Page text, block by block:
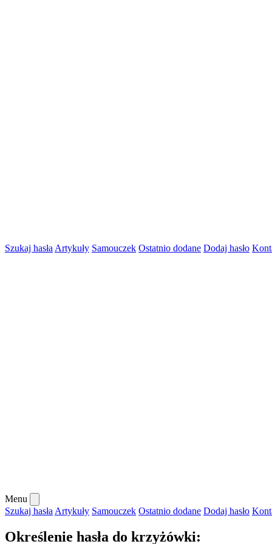
Szukaj hasła Artykuły Samouczek Ostatnio dodane Dodaj hasło
Menu
Szukaj hasła Artykuły Samouczek Ostatnio dodane Dodaj hasło
Określenie hasła do krzyżówki: